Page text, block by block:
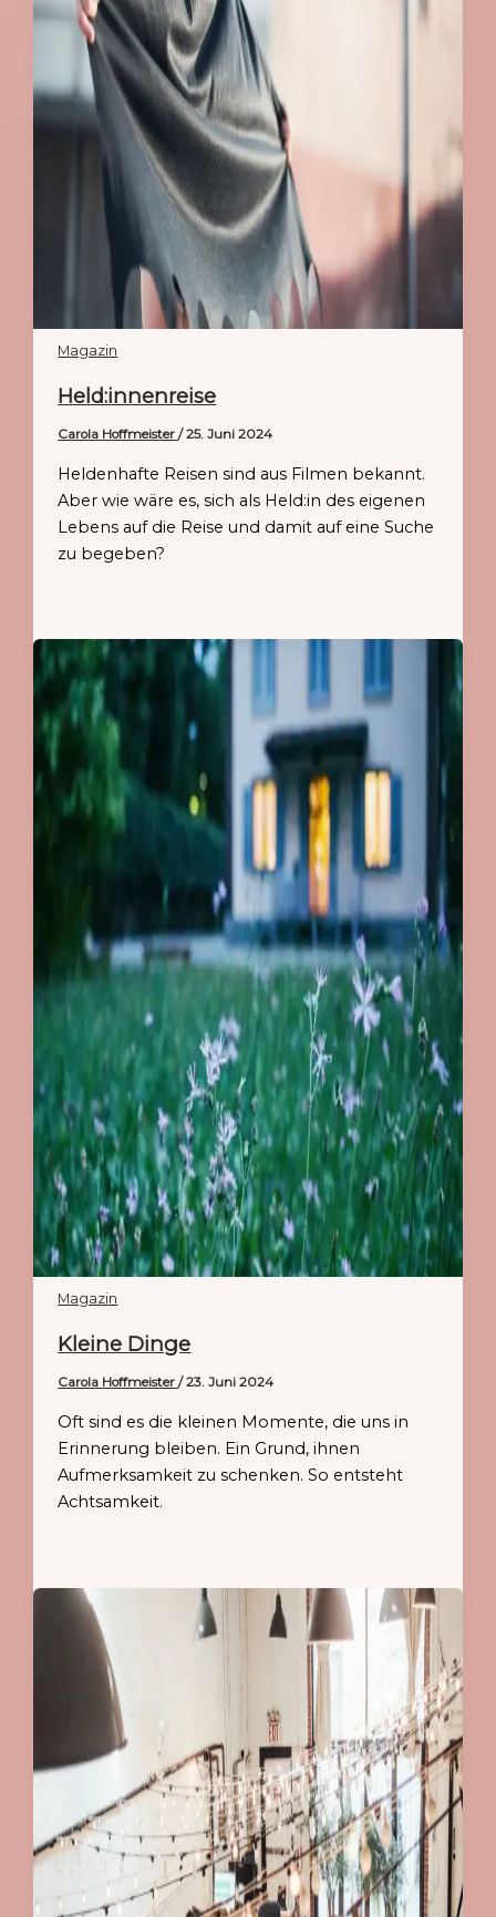
Magazin
Held:innenreise
Carola Hoffmeister/25. Juni 2024
Heldenhafte Reisen sind aus Filmen bekannt.
Aber wie wäre es, sich als Held:in des eigenen
Lebens auf die Reise und damit auf eine Suche
zu begeben?
Magazin
Kleine Dinge
Carola Hoffmeister/23. Juni 2024
Oft sind es die kleinen Momente, die uns in
Erinnerung bleiben. Ein Grund, ihnen
Aufmerksamkeit zu schenken. So entsteht
Achtsamkeit.